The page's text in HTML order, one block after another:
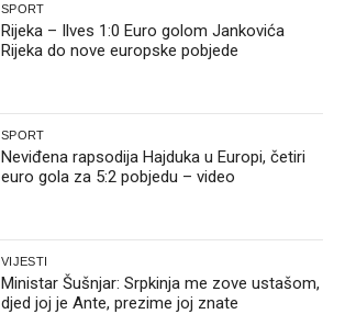
SPORT
Rijeka – Ilves 1:0 Euro golom Jankovića
Rijeka do nove europske pobjede
SPORT
Neviđena rapsodija Hajduka u Europi, četiri
euro gola za 5:2 pobjedu – video
VIJESTI
Ministar Šušnjar: Srpkinja me zove ustašom,
djed joj je Ante, prezime joj znate